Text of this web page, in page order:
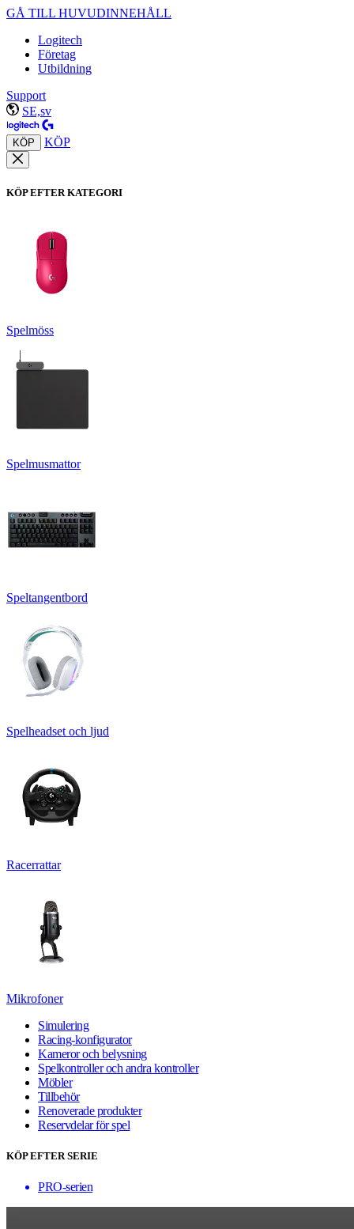
GÅ TILL HUVUDINNEHÅLL
Logitech
Företag
Utbildning
Support
SE,sv
KÖP KÖP
KÖP EFTER KATEGORI
Spelmöss
Spelmusmattor
Speltangentbord
Spelheadset och ljud
Racerrattar
Mikrofoner
Simulering
Racing-konfigurator
Kameror och belysning
Spelkontroller och andra kontroller
Möbler
Tillbehör
Renoverade produkter
Reservdelar för spel
KÖP EFTER SERIE
PRO-serien